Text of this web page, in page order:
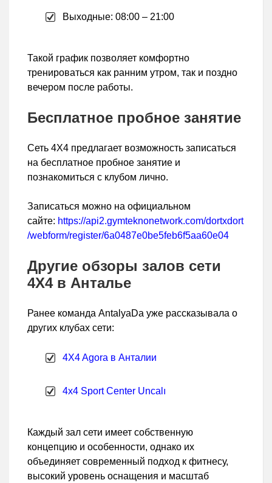
Выходные: 08:00 – 21:00
Такой график позволяет комфортно
тренироваться как ранним утром, так и поздно
вечером после работы.
Бесплатное пробное занятие
Сеть 4X4 предлагает возможность записаться
на бесплатное пробное занятие и
познакомиться с клубом лично.
Записаться можно на официальном
сайте: https://api2.gymteknonetwork.com/dortxdort
/webform/register/6a0487e0be5feb6f5aa60e04
Другие обзоры залов сети
4X4 в Анталье
Ранее команда AntalyaDa уже рассказывала о
других клубах сети:
4X4 Agora в Анталии
4x4 Sport Center Uncalı
Каждый зал сети имеет собственную
концепцию и особенности, однако их
объединяет современный подход к фитнесу,
высокий уровень оснащения и масштаб